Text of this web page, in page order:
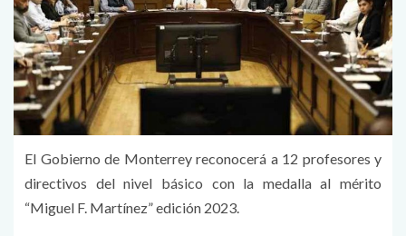
El Gobierno de Monterrey reconocerá a 12 profesores y
directivos del nivel básico con la medalla al mérito
“Miguel F. Martínez” edición 2023.